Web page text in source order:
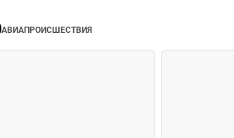
АВИАПРОИСШЕСТВИЯ